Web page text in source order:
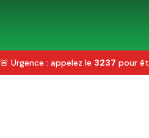
🚨 Urgence : appelez le 3237 pour